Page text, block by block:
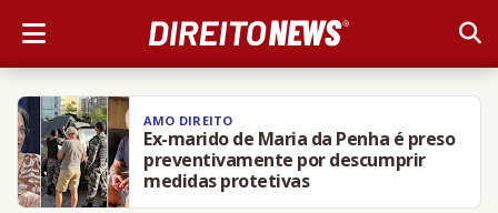
AMO DIREITO
Ex-marido de Maria da Penha é preso
preventivamente por descumprir
medidas protetivas